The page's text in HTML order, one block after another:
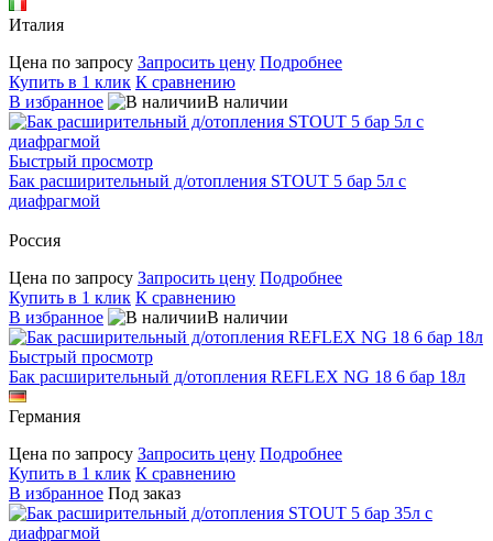
Италия
Цена по запросу Запросить цену Подробнее
Купить в 1 клик К сравнению
В избранное
В наличии
Быстрый просмотр
Бак расширительный д/отопления STOUT 5 бар 5л с
диафрагмой
Россия
Цена по запросу Запросить цену Подробнее
Купить в 1 клик К сравнению
В избранное
В наличии
Быстрый просмотр
Бак расширительный д/отопления REFLEX NG 18 6 бар 18л
Германия
Цена по запросу Запросить цену Подробнее
Купить в 1 клик К сравнению
В избранное Под заказ